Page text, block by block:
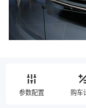
参数配置 购车